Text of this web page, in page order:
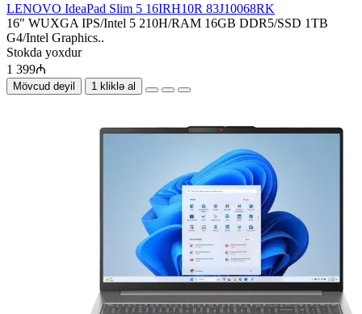
LENOVO IdeaPad Slim 5 16IRH10R 83J10068RK
16" WUXGA IPS/Intel 5 210H/RAM 16GB DDR5/SSD 1TB
G4/Intel Graphics..
Stokda yoxdur
1 399₼
Mövcud deyil 1 kliklə al